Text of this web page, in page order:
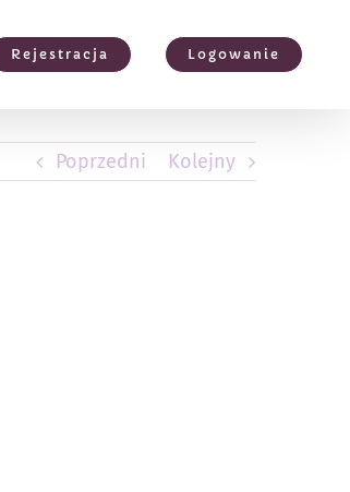
Rejestracja Logowanie
Poprzedni Kolejny